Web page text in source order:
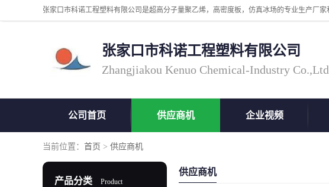
张家口市科诺工程塑料有限公司
Zhangjiakou Kenuo Chemical-Industry Co.,Ltd
公司首页 供应商机 企业视频
当前位置： 首页 > 供应商机
产品分类 Product
供应商机